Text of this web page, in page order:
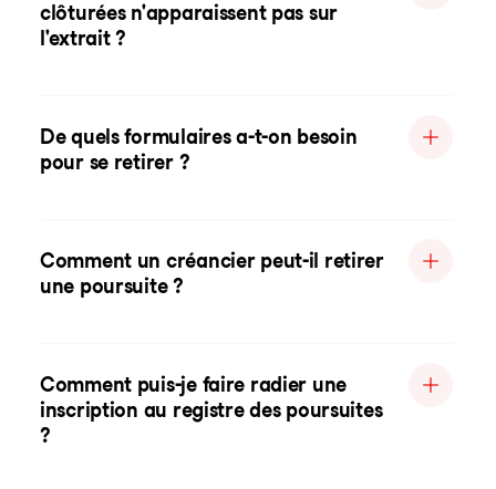
clôturées n'apparaissent pas sur
l'extrait ?
De quels formulaires a-t-on besoin
pour se retirer ?
Comment un créancier peut-il retirer
une poursuite ?
Comment puis-je faire radier une
inscription au registre des poursuites
?